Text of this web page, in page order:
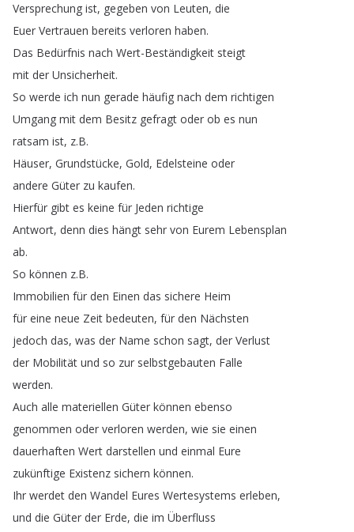
Versprechung ist, gegeben von Leuten, die
Euer Vertrauen bereits verloren haben.
Das Bedürfnis nach Wert-Beständigkeit steigt
mit der Unsicherheit.
So werde ich nun gerade häufig nach dem richtigen
Umgang mit dem Besitz gefragt oder ob es nun
ratsam ist, z.B.
Häuser, Grundstücke, Gold, Edelsteine oder
andere Güter zu kaufen.
Hierfür gibt es keine für Jeden richtige
Antwort, denn dies hängt sehr von Eurem Lebensplan
ab.
So können z.B.
Immobilien für den Einen das sichere Heim
für eine neue Zeit bedeuten, für den Nächsten
jedoch das, was der Name schon sagt, der Verlust
der Mobilität und so zur selbstgebauten Falle
werden.
Auch alle materiellen Güter können ebenso
genommen oder verloren werden, wie sie einen
dauerhaften Wert darstellen und einmal Eure
zukünftige Existenz sichern können.
Ihr werdet den Wandel Eures Wertesystems erleben,
und die Güter der Erde, die im Überfluss